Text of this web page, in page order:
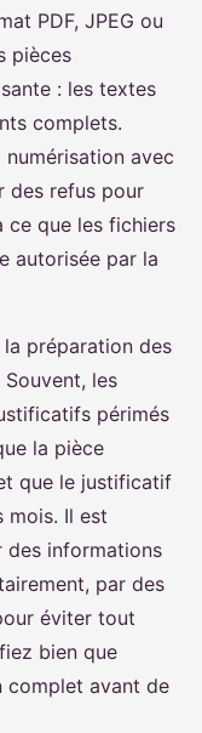
PDF, JPEG ou
pièces
: les textes
complets.
avec
des refus pour
ce que les fichiers
autorisée par la
préparation des
les
périmés
la pièce
que le justificatif
mois. Il est
des informations
par des
éviter tout
bien que
complet avant de